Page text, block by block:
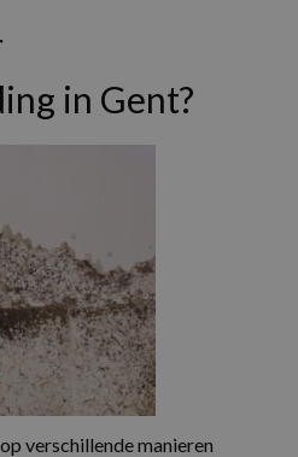
in Gent?
verschillende manieren